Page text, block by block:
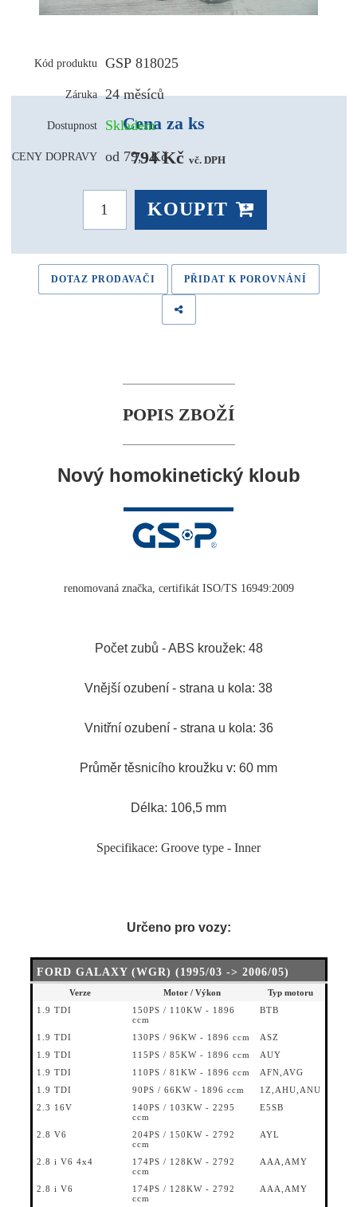
Kód produktu GSP 818025
Záruka 24 měsíců
Dostupnost Skladem
CENY DOPRAVY od 79,- Kč
Cena za ks
794 Kč vč. DPH
KOUPIT
DOTAZ PRODAVAČI PŘIDAT K POROVNÁNÍ
POPIS ZBOŽÍ
Nový homokinetický kloub
renomovaná značka, certifikát ISO/TS 16949:2009
Počet zubů - ABS kroužek: 48
Vnější ozubení - strana u kola: 38
Vnitřní ozubení - strana u kola: 36
Průměr těsnicího kroužku v: 60 mm
Délka: 106,5 mm
Specifikace: Groove type - Inner
Určeno pro vozy:
FORD GALAXY (WGR) (1995/03 -> 2006/05)
Verze Motor / Výkon
Typ motoru
1.9 TDI
150PS / 110KW - 1896
ccm
BTB
1.9 TDI 130PS / 96KW - 1896 ccm
ASZ
1.9 TDI
115PS / 85KW - 1896 ccm
AUY
1.9 TDI
110PS / 81KW - 1896 ccm
AFN,AVG
1.9 TDI
90PS / 66KW - 1896 ccm
1Z,AHU,ANU
2.3 16V
140PS / 103KW - 2295
ccm
E5SB
2.8 V6
204PS / 150KW - 2792
ccm
AYL
2.8 i V6 4x4
174PS / 128KW - 2792
ccm
AAA,AMY
2.8 i V6
174PS / 128KW - 2792
ccm
AAA,AMY